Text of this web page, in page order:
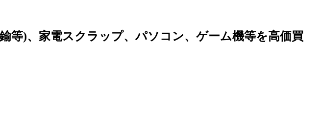
等)、家電スクラップ、パソコン、ゲーム機等を高価買